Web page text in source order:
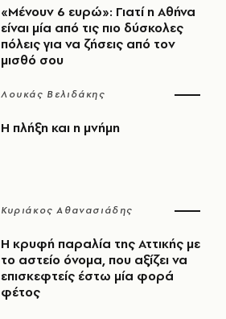
«Μένουν 6 ευρώ»: Γιατί η Αθήνα
είναι μία από τις πιο δύσκολες
πόλεις για να ζήσεις από τον
μισθό σου
Λουκάς Βελιδάκης
Η πλήξη και η μνήμη
Κυριάκος Αθανασιάδης
Η κρυφή παραλία της Αττικής με
το αστείο όνομα, που αξίζει να
επισκεφτείς έστω μία φορά
φέτος